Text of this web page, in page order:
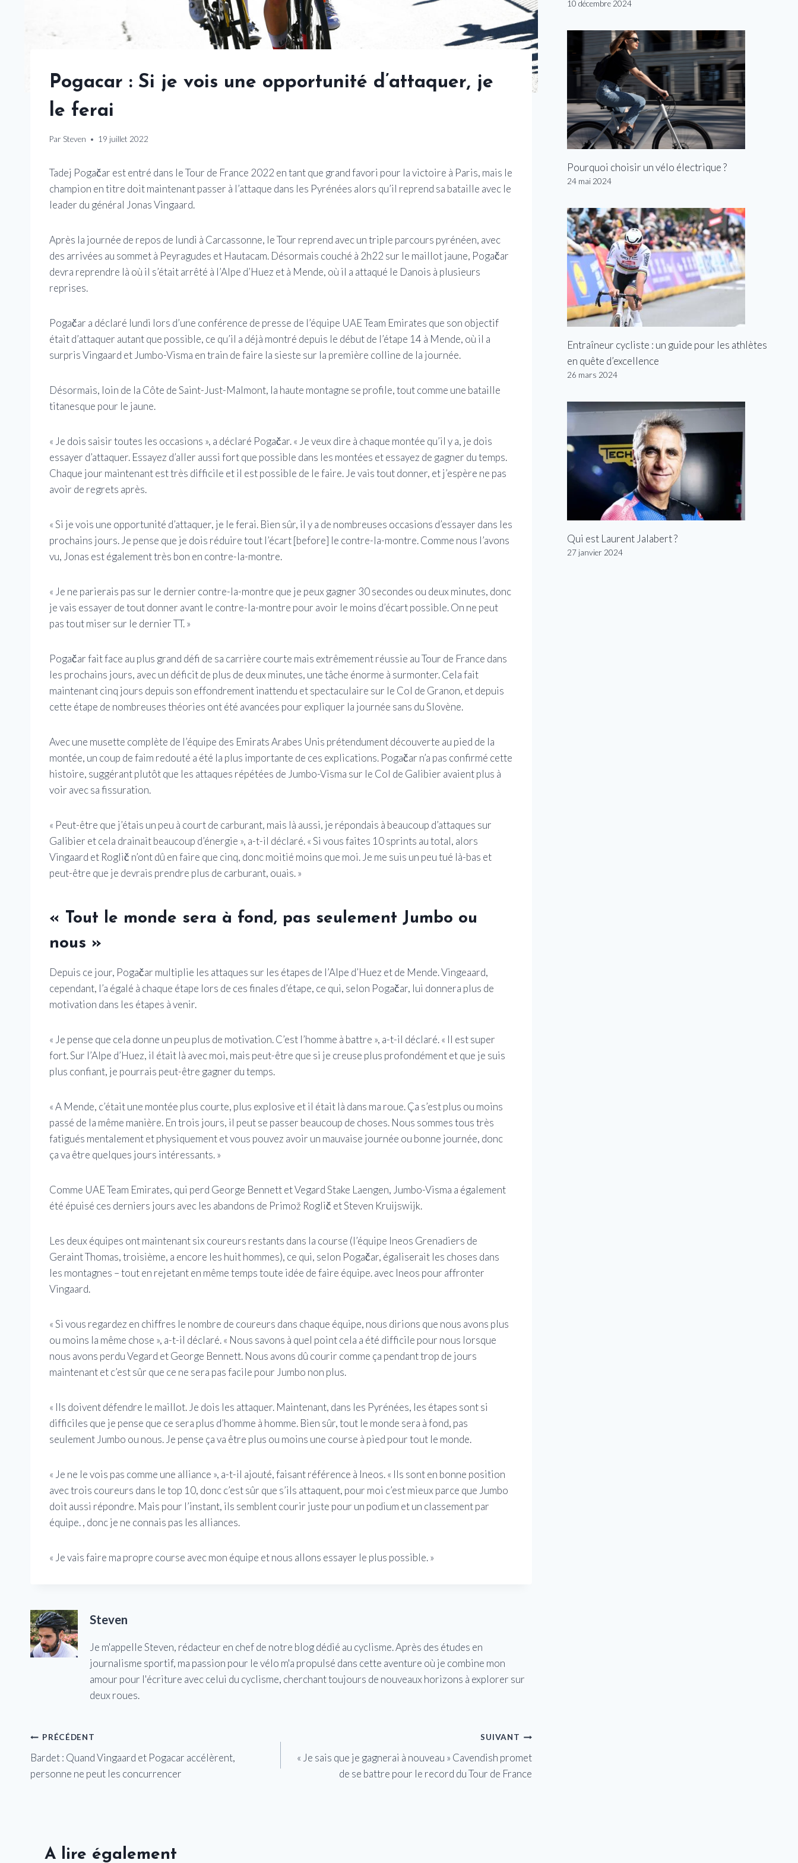
Pogacar : Si je vois une opportunité d’attaquer, je
le ferai
Par Steven 19 juillet 2022
Tadej Pogačar est entré dans le Tour de France 2022 en tant que grand favori pour la victoire à Paris, mais le
champion en titre doit maintenant passer à l’attaque dans les Pyrénées alors qu’il reprend sa bataille avec le
leader du général Jonas Vingaard.
Après la journée de repos de lundi à Carcassonne, le Tour reprend avec un triple parcours pyrénéen, avec
des arrivées au sommet à Peyragudes et Hautacam. Désormais couché à 2h22 sur le maillot jaune, Pogačar
devra reprendre là où il s’était arrêté à l’Alpe d’Huez et à Mende, où il a attaqué le Danois à plusieurs
reprises.
Pogačar a déclaré lundi lors d’une conférence de presse de l’équipe UAE Team Emirates que son objectif
était d’attaquer autant que possible, ce qu’il a déjà montré depuis le début de l’étape 14 à Mende, où il a
surpris Vingaard et Jumbo-Visma en train de faire la sieste sur la première colline de la journée.
Désormais, loin de la Côte de Saint-Just-Malmont, la haute montagne se profile, tout comme une bataille
titanesque pour le jaune.
« Je dois saisir toutes les occasions », a déclaré Pogačar. « Je veux dire à chaque montée qu’il y a, je dois
essayer d’attaquer. Essayez d’aller aussi fort que possible dans les montées et essayez de gagner du temps.
Chaque jour maintenant est très difficile et il est possible de le faire. Je vais tout donner, et j’espère ne pas
avoir de regrets après.
« Si je vois une opportunité d’attaquer, je le ferai. Bien sûr, il y a de nombreuses occasions d’essayer dans les
prochains jours. Je pense que je dois réduire tout l’écart [before] le contre-la-montre. Comme nous l’avons
vu, Jonas est également très bon en contre-la-montre.
« Je ne parierais pas sur le dernier contre-la-montre que je peux gagner 30 secondes ou deux minutes, donc
je vais essayer de tout donner avant le contre-la-montre pour avoir le moins d’écart possible. On ne peut
pas tout miser sur le dernier TT. »
Pogačar fait face au plus grand défi de sa carrière courte mais extrêmement réussie au Tour de France dans
les prochains jours, avec un déficit de plus de deux minutes, une tâche énorme à surmonter. Cela fait
maintenant cinq jours depuis son effondrement inattendu et spectaculaire sur le Col de Granon, et depuis
cette étape de nombreuses théories ont été avancées pour expliquer la journée sans du Slovène.
Avec une musette complète de l’équipe des Emirats Arabes Unis prétendument découverte au pied de la
montée, un coup de faim redouté a été la plus importante de ces explications. Pogačar n’a pas confirmé cette
histoire, suggérant plutôt que les attaques répétées de Jumbo-Visma sur le Col de Galibier avaient plus à
voir avec sa fissuration.
« Peut-être que j’étais un peu à court de carburant, mais là aussi, je répondais à beaucoup d’attaques sur
Galibier et cela drainait beaucoup d’énergie », a-t-il déclaré. « Si vous faites 10 sprints au total, alors
Vingaard et Roglič n’ont dû en faire que cinq, donc moitié moins que moi. Je me suis un peu tué là-bas et
peut-être que je devrais prendre plus de carburant, ouais. »
« Tout le monde sera à fond, pas seulement Jumbo ou
nous »
Depuis ce jour, Pogačar multiplie les attaques sur les étapes de l’Alpe d’Huez et de Mende. Vingeaard,
cependant, l’a égalé à chaque étape lors de ces finales d’étape, ce qui, selon Pogačar, lui donnera plus de
motivation dans les étapes à venir.
« Je pense que cela donne un peu plus de motivation. C’est l’homme à battre », a-t-il déclaré. « Il est super
fort. Sur l’Alpe d’Huez, il était là avec moi, mais peut-être que si je creuse plus profondément et que je suis
plus confiant, je pourrais peut-être gagner du temps.
« A Mende, c’était une montée plus courte, plus explosive et il était là dans ma roue. Ça s’est plus ou moins
passé de la même manière. En trois jours, il peut se passer beaucoup de choses. Nous sommes tous très
fatigués mentalement et physiquement et vous pouvez avoir un mauvaise journée ou bonne journée, donc
ça va être quelques jours intéressants. »
Comme UAE Team Emirates, qui perd George Bennett et Vegard Stake Laengen, Jumbo-Visma a également
été épuisé ces derniers jours avec les abandons de Primož Roglič et Steven Kruijswijk.
Les deux équipes ont maintenant six coureurs restants dans la course (l’équipe Ineos Grenadiers de
Geraint Thomas, troisième, a encore les huit hommes), ce qui, selon Pogačar, égaliserait les choses dans
les montagnes – tout en rejetant en même temps toute idée de faire équipe. avec Ineos pour affronter
Vingaard.
« Si vous regardez en chiffres le nombre de coureurs dans chaque équipe, nous dirions que nous avons plus
ou moins la même chose », a-t-il déclaré. « Nous savons à quel point cela a été difficile pour nous lorsque
nous avons perdu Vegard et George Bennett. Nous avons dû courir comme ça pendant trop de jours
maintenant et c’est sûr que ce ne sera pas facile pour Jumbo non plus.
« Ils doivent défendre le maillot. Je dois les attaquer. Maintenant, dans les Pyrénées, les étapes sont si
difficiles que je pense que ce sera plus d’homme à homme. Bien sûr, tout le monde sera à fond, pas
seulement Jumbo ou nous. Je pense ça va être plus ou moins une course à pied pour tout le monde.
« Je ne le vois pas comme une alliance », a-t-il ajouté, faisant référence à Ineos. « Ils sont en bonne position
avec trois coureurs dans le top 10, donc c’est sûr que s’ils attaquent, pour moi c’est mieux parce que Jumbo
doit aussi répondre. Mais pour l’instant, ils semblent courir juste pour un podium et un classement par
équipe. , donc je ne connais pas les alliances.
« Je vais faire ma propre course avec mon équipe et nous allons essayer le plus possible. »
Steven
Je m'appelle Steven, rédacteur en chef de notre blog dédié au cyclisme. Après des études en
journalisme sportif, ma passion pour le vélo m'a propulsé dans cette aventure où je combine mon
amour pour l'écriture avec celui du cyclisme, cherchant toujours de nouveaux horizons à explorer sur
deux roues.
Navigation
de
PRÉCÉDENT
Bardet : Quand Vingaard et Pogacar accélèrent,
personne ne peut les concurrencer
SUIVANT
« Je sais que je gagnerai à nouveau » Cavendish promet
de se battre pour le record du Tour de France
A lire également
10 décembre 2024
Pourquoi choisir un vélo électrique ?
24 mai 2024
Entraîneur cycliste : un guide pour les athlètes
en quête d’excellence
26 mars 2024
Qui est Laurent Jalabert ?
27 janvier 2024